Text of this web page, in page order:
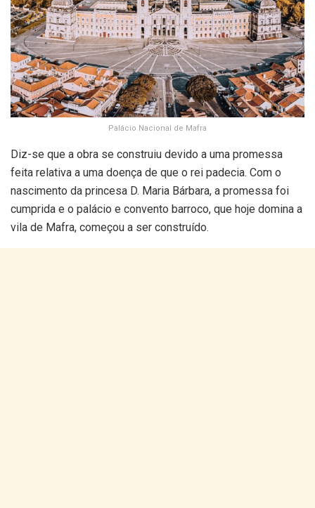
Palácio Nacional de Mafra
Diz-se que a obra se construiu devido a uma promessa
feita relativa a uma doença de que o rei padecia. Com o
nascimento da princesa D. Maria Bárbara, a promessa foi
cumprida e o palácio e convento barroco, que hoje domina a
vila de Mafra, começou a ser construído.